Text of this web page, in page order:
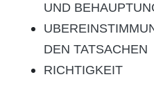
UND
DEN TATSACHEN
RICHTIGKEIT